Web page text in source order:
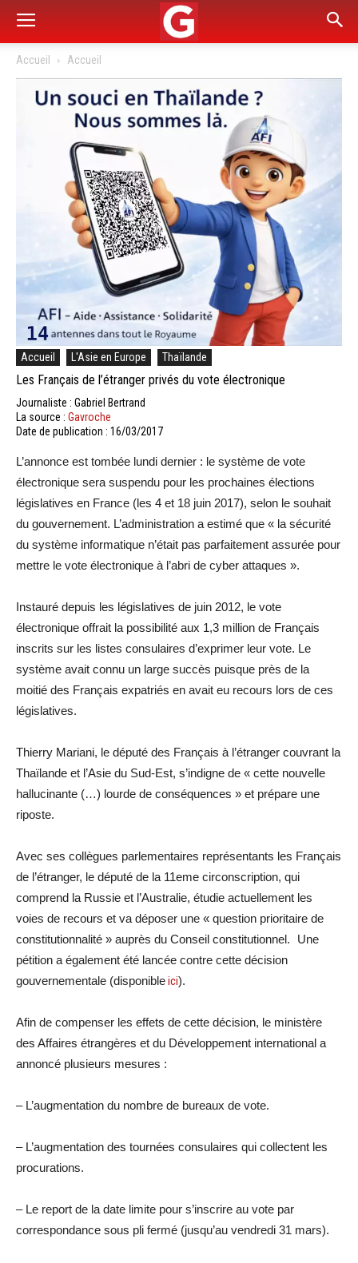
Accueil Accueil
Accueil L'Asie en Europe Thaïlande
Les Français de l’étranger privés du vote électronique
Journaliste : Gabriel Bertrand
La source : Gavroche
Date de publication : 16/03/2017
L’annonce est tombée lundi dernier : le système de vote
électronique sera suspendu pour les prochaines élections
législatives en France (les 4 et 18 juin 2017), selon le souhait
du gouvernement. L’administration a estimé que « la sécurité
du système informatique n’était pas parfaitement assurée pour
mettre le vote électronique à l’abri de cyber attaques ».
Instauré depuis les législatives de juin 2012, le vote
électronique offrait la possibilité aux 1,3 million de Français
inscrits sur les listes consulaires d’exprimer leur vote. Le
système avait connu un large succès puisque près de la
moitié des Français expatriés en avait eu recours lors de ces
législatives.
Thierry Mariani, le député des Français à l’étranger couvrant la
Thaïlande et l’Asie du Sud-Est, s’indigne de « cette nouvelle
hallucinante (…) lourde de conséquences » et prépare une
riposte.
Avec ses collègues parlementaires représentants les Français
de l’étranger, le député de la 11eme circonscription, qui
comprend la Russie et l’Australie, étudie actuellement les
voies de recours et va déposer une « question prioritaire de
constitutionnalité » auprès du Conseil constitutionnel. Une
pétition a également été lancée contre cette décision
gouvernementale (disponibleici).
Afin de compenser les effets de cette décision, le ministère
des Affaires étrangères et du Développement international a
annoncé plusieurs mesures :
– L’augmentation du nombre de bureaux de vote.
– L’augmentation des tournées consulaires qui collectent les
procurations.
– Le report de la date limite pour s’inscrire au vote par
correspondance sous pli fermé (jusqu’au vendredi 31 mars).